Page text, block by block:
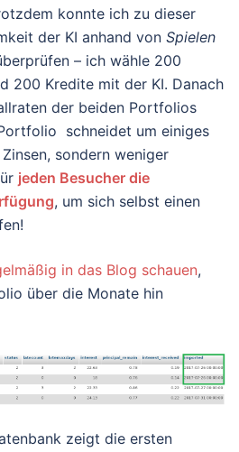
konnte ich zu dieser
der KI anhand von Spielen
– ich wähle 200
200 Kredite mit der KI. Danach
der beiden Portfolios
schneidet um einiges
sondern weniger
jeden Besucher die
, um sich selbst einen
in das Blog schauen,
über die Monate hin
zeigt die ersten